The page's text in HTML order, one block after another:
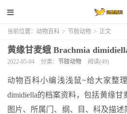
当前位置： 动物百科 > 节肢动物 > 正文
黄缘甘麦蛾 Brachmia
2022-05-04 分类： 节肢动物 阅读(49)
动物百科小编浅浅鼠~给大家整
dimidiella的档案资料，包括黄缘甘
图片、所属门、纲、目、科及描